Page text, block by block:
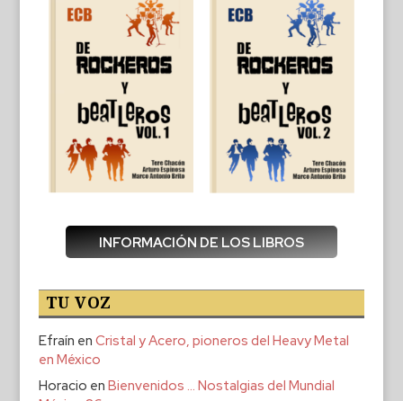
INFORMACIÓN DE LOS LIBROS
TU VOZ
Efraín en Cristal y Acero, pioneros del Heavy Metal
en México
Horacio en Bienvenidos … Nostalgias del Mundial